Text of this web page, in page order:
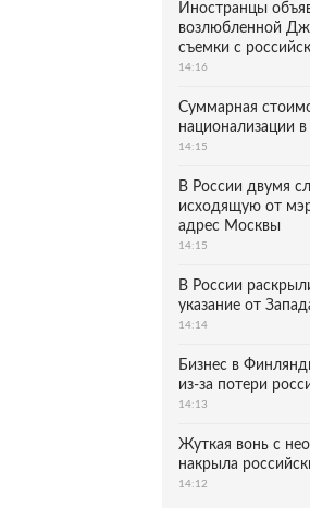
Иностранцы
возлюбленной
съемки с
14:16
Суммарная
национализации
14:15
В России двумя
исходящую от
адрес Москвы
14:15
В России
указание от
14:14
Бизнес в
из-за потери
14:13
Жуткая вонь с
накрыла
14:12